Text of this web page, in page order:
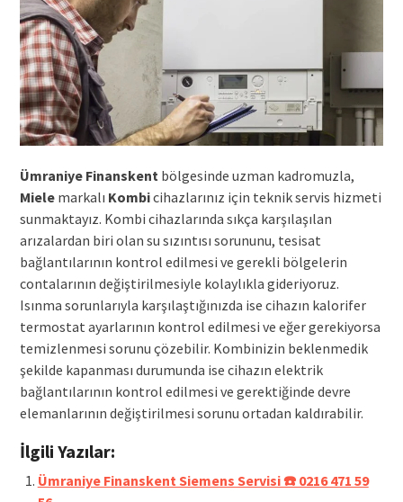
Ümraniye Finanskent bölgesinde uzman kadromuzla,
Mielemarkalı Kombicihazlarınız için teknik servis hizmeti
sunmaktayız. Kombi cihazlarında sıkça karşılaşılan
arızalardan biri olan su sızıntısı sorununu, tesisat
bağlantılarının kontrol edilmesi ve gerekli bölgelerin
contalarının değiştirilmesiyle kolaylıkla gideriyoruz.
Isınma sorunlarıyla karşılaştığınızda ise cihazın kalorifer
termostat ayarlarının kontrol edilmesi ve eğer gerekiyorsa
temizlenmesi sorunu çözebilir. Kombinizin beklenmedik
şekilde kapanması durumunda ise cihazın elektrik
bağlantılarının kontrol edilmesi ve gerektiğinde devre
elemanlarının değiştirilmesi sorunu ortadan kaldırabilir.
İlgili Yazılar:
Ümraniye Finanskent Siemens Servisi ☎️ 0216 471 59